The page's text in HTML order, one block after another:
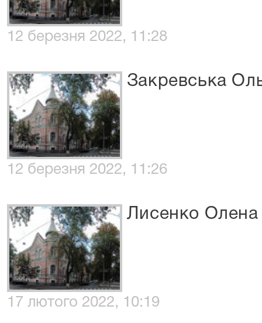
12 березня 2022, 11:28
Закревська
12 березня 2022, 11:26
Лисенко Олена
17 лютого 2022, 10:19